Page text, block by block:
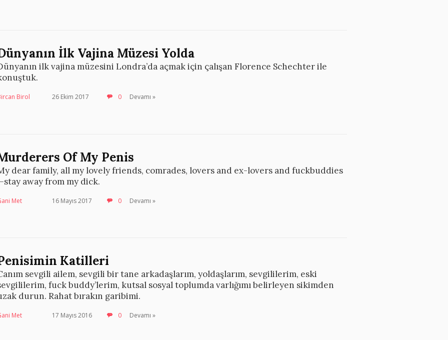
İlk Vajina Müzesi Yolda
ilk vajina müzesini Londra’da açmak için çalışan Florence Schechter ile
Birol 26 Ekim 2017 0 Devamı »
Of My Penis
dear family, all my lovely friends, comrades, lovers and ex-lovers and fuckbuddies
away from my dick.
Met 16 Mayıs 2017 0 Devamı »
Katilleri
sevgili ailem, sevgili bir tane arkadaşlarım, yoldaşlarım, sevgililerim, eski
fuck buddy’lerim, kutsal sosyal toplumda varlığımı belirleyen sikimden
durun. Rahat bırakın garibimi.
Met 17 Mayıs 2016 0 Devamı »